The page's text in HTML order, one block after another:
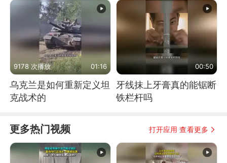
9178 次播放 01:16
乌克兰是如何重新定义坦
克战术的
00:50
牙线抹上牙膏真的能锯断
铁栏杆吗
更多热门视频 打开应用 查看更多